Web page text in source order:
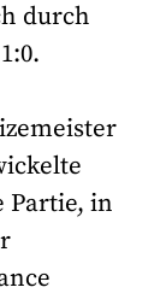
durch
Partie, in